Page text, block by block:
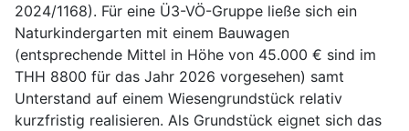
2024/1168). Für eine Ü3-VÖ-Gruppe ließe sich ein
Naturkindergarten mit einem Bauwagen
(entsprechende Mittel in Höhe von 45.000 € sind im
THH 8800 für das Jahr 2026 vorgesehen) samt
Unterstand auf einem Wiesengrundstück relativ
kurzfristig realisieren. Als Grundstück eignet sich das